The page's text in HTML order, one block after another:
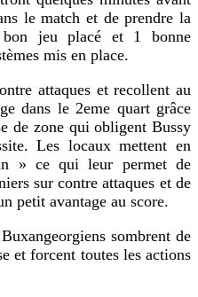
le match et de prendre la
jeu placé et 1 bonne
mis en place.
attaques et recollent au
dans le 2eme quart grâce
de zone qui obligent Bussy
Les locaux mettent en
» ce qui leur permet de
sur contre attaques et de
petit avantage au score.
sombrent de
et forcent toutes les actions